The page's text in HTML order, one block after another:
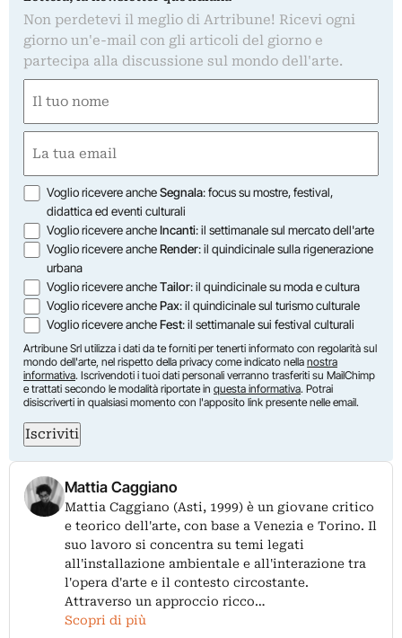
Non perdetevi il meglio di Artribune! Ricevi ogni
giorno un'e-mail con gli articoli del giorno e
partecipa alla discussione sul mondo dell'arte.
(Obbligatorio)
Nome
(Obbligatorio)
Opzioni
Voglio ricevere ancheSegnala: focus su mostre, festival,
didattica ed eventi culturali
Voglio ricevere ancheIncanti: il settimanale sul mercato dell'arte
Voglio ricevere ancheRender: il quindicinale sulla rigenerazione
urbana
Voglio ricevere ancheTailor: il quindicinale su moda e cultura
Voglio ricevere anchePax: il quindicinale sul turismo culturale
Voglio ricevere ancheFest: il settimanale sui festival culturali
Artribune Srl utilizza i dati da te forniti per tenerti informato con regolarità sul
mondo dell'arte, nel rispetto della privacy come indicato nella nostra
informativa. Iscrivendoti i tuoi dati personali verranno trasferiti su MailChimp
e trattati secondo le modalità riportate in questa informativa. Potrai
disiscriverti in qualsiasi momento con l'apposito link presente nelle email.
Iscriviti
Mattia Caggiano
Mattia Caggiano (Asti, 1999) è un giovane critico
e teorico dell'arte, con base a Venezia e Torino. Il
suo lavoro si concentra su temi legati
all'installazione ambientale e all'interazione tra
l'opera d'arte e il contesto circostante.
Attraverso un approccio ricco…
Scopri di più